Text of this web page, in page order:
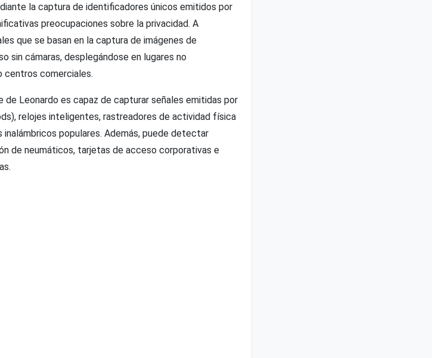
la captura de identificadores únicos emitidos por
preocupaciones sobre la privacidad. A
que se basan en la captura de imágenes de
sin cámaras, desplegándose en lugares no
centros comerciales.
de Leonardo es capaz de capturar señales emitidas por
relojes inteligentes, rastreadores de actividad física
populares. Además, puede detectar
de neumáticos, tarjetas de acceso corporativas e